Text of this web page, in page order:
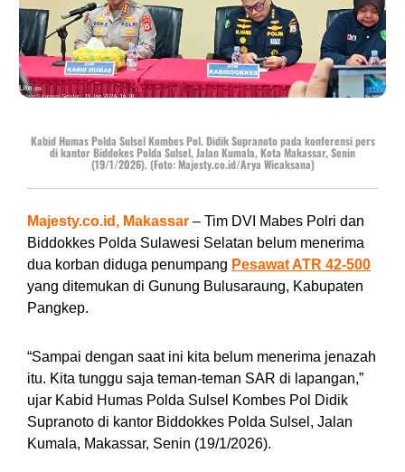
Kabid Humas Polda Sulsel Kombes Pol. Didik Supranoto pada konferensi pers
di kantor Biddokes Polda Sulsel, Jalan Kumala, Kota Makassar, Senin
(19/1/2026). (Foto: Majesty.co.id/Arya Wicaksana)
Majesty.co.id, Makassar – Tim DVI Mabes Polri dan
Biddokkes Polda Sulawesi Selatan belum menerima
dua korban diduga penumpang Pesawat ATR 42-500
yang ditemukan di Gunung Bulusaraung, Kabupaten
Pangkep.
“Sampai dengan saat ini kita belum menerima jenazah
itu. Kita tunggu saja teman-teman SAR di lapangan,”
ujar Kabid Humas Polda Sulsel Kombes Pol Didik
Supranoto di kantor Biddokkes Polda Sulsel, Jalan
Kumala, Makassar, Senin (19/1/2026).